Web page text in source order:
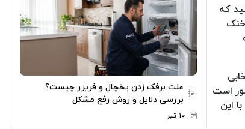
که
خنک
است
این
علت برفک زدن یخچال و فریزر چیست؟
بررسی دلایل و روش رفع مشکل
۱۰ تیر